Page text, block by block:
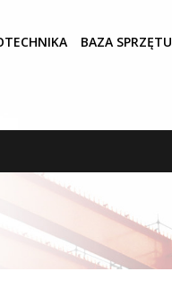
BAZA SPRZĘTU